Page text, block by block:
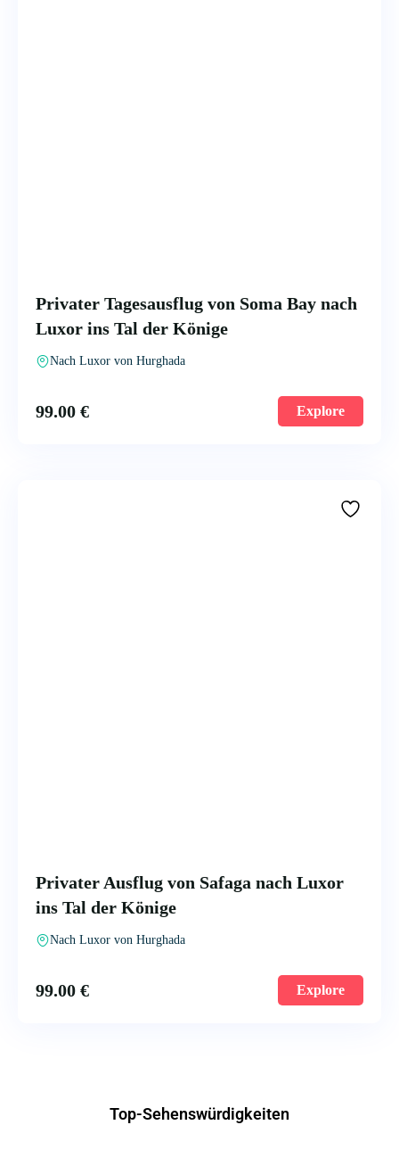
Privater Tagesausflug von Soma Bay nach
Luxor ins Tal der Könige
Nach Luxor von Hurghada
99.00 € Explore
Privater Ausflug von Safaga nach Luxor
ins Tal der Könige
Nach Luxor von Hurghada
99.00 € Explore
Top-Sehenswürdigkeiten